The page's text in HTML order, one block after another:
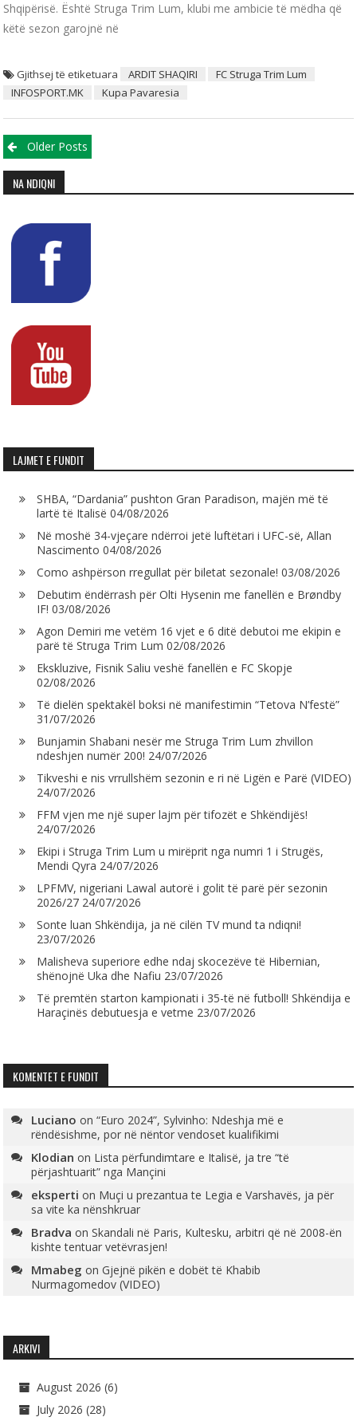
Shqipërisë. Është Struga Trim Lum, klubi me ambicie të mëdha që
këtë sezon garojnë në
Gjithsej të etiketuara ARDIT SHAQIRI
FC Struga Trim Lum
INFOSPORT.MK
Kupa Pavaresia
Posts navigation
Older Posts
NA NDIQNI
LAJMET E FUNDIT
SHBA, “Dardania” pushton Gran Paradison, majën më të
lartë të Italisë 04/08/2026
Në moshë 34-vjeçare ndërroi jetë luftëtari i UFC-së, Allan
Nascimento 04/08/2026
Como ashpërson rregullat për biletat sezonale! 03/08/2026
Debutim ëndërrash për Olti Hysenin me fanellën e Brøndby
IF! 03/08/2026
Agon Demiri me vetëm 16 vjet e 6 ditë debutoi me ekipin e
parë të Struga Trim Lum 02/08/2026
Ekskluzive, Fisnik Saliu veshë fanellën e FC Skopje
02/08/2026
Të dielën spektakël boksi në manifestimin “Tetova N’festë”
31/07/2026
Bunjamin Shabani nesër me Struga Trim Lum zhvillon
ndeshjen numër 200! 24/07/2026
Tikveshi e nis vrrullshëm sezonin e ri në Ligën e Parë (VIDEO)
24/07/2026
FFM vjen me një super lajm për tifozët e Shkëndijës!
24/07/2026
Ekipi i Struga Trim Lum u mirëprit nga numri 1 i Strugës,
Mendi Qyra 24/07/2026
LPFMV, nigeriani Lawal autorë i golit të parë për sezonin
2026/27 24/07/2026
Sonte luan Shkëndija, ja në cilën TV mund ta ndiqni!
23/07/2026
Malisheva superiore edhe ndaj skocezëve të Hibernian,
shënojnë Uka dhe Nafiu 23/07/2026
Të premtën starton kampionati i 35-të në futboll! Shkëndija e
Haraçinës debutuesja e vetme 23/07/2026
KOMENTET E FUNDIT
Luciano on“Euro 2024”, Sylvinho: Ndeshja më e
rëndësishme, por në nëntor vendoset kualifikimi
Klodian on Lista përfundimtare e Italisë, ja tre “të
përjashtuarit” nga Mançini
eksperti on Muçi u prezantua te Legia e Varshavës, ja për
sa vite ka nënshkruar
Bradva onSkandali në Paris, Kultesku, arbitri që në 2008-ën
kishte tentuar vetëvrasjen!
Mmabeg onGjejnë pikën e dobët të Khabib
Nurmagomedov (VIDEO)
ARKIVI
August 2026 (6)
July 2026 (28)